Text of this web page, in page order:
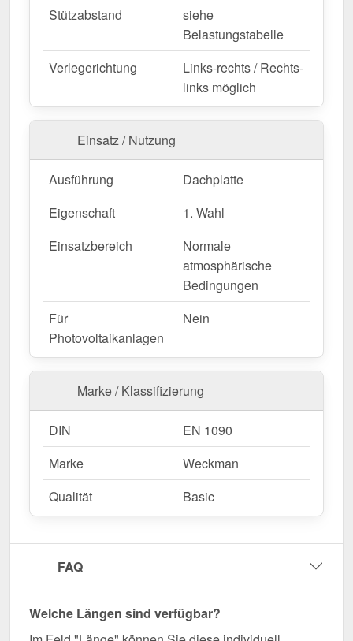
Jetzt Trapezblech 45/333 | Dach | Anti-Tropf 1000
g/m² bestellen – Schnell geliefert & mit 10 Jahre
Langlebig, wetterfest, individuell auf Maß – bestellen
Sie jetzt und profitieren Sie von schneller Lieferung!
Wegen Sonderanfertigung vom Widerruf ausgeschlossen
Stützabstand
siehe
Belastungstabelle
Verlegerichtung
Links-rechts / Rechts-
links möglich
Einsatz / Nutzung
Ausführung
Dachplatte
Eigenschaft
1. Wahl
Einsatzbereich
Normale
atmosphärische
Bedingungen
Für
Photovoltaikanlagen
Nein
Marke / Klassifizierung
DIN
EN 1090
Marke
Weckman
Qualität
Basic
FAQ
Welche Längen sind verfügbar?